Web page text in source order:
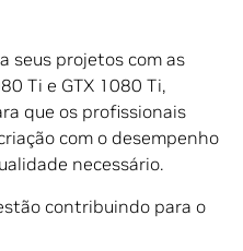
seus projetos com as
Ti e GTX 1080 Ti,
que os profissionais
com o desempenho
necessário.
contribuindo para o